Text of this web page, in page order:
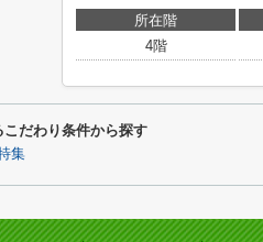
所在階
4階
だわり条件から探す
集